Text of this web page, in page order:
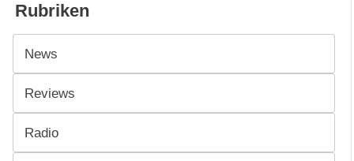
Rubriken
News
Reviews
Radio